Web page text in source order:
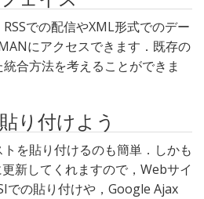
での配信やXML形式でのデー
にアクセスできます．既存の
合方法を考えることができま
り付けよう
を貼り付けるのも簡単．しかも
新してくれますので，Webサイ
での貼り付けや，Google Ajax